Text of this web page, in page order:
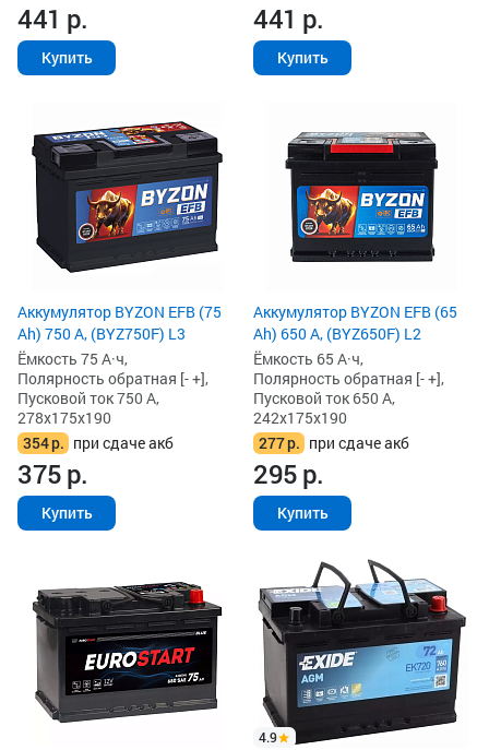
441 р.
Купить
441 р.
Купить
Аккумулятор BYZON EFB (75
Ah) 750 А, (BYZ750F) L3
Ёмкость 75 А·ч,
Полярность обратная [- +],
Пусковой ток 750 А,
278x175x190
354р. при сдаче акб
375р.
Купить
Аккумулятор BYZON EFB (65
Ah) 650 А, (BYZ650F) L2
Ёмкость 65 А·ч,
Полярность обратная [- +],
Пусковой ток 650 А,
242x175x190
277р. при сдаче акб
295р.
Купить
4.9